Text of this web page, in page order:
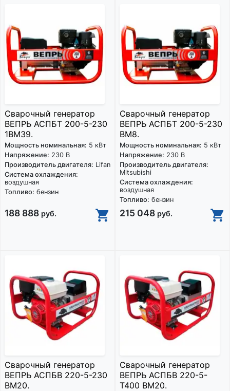
Сварочный генератор
ВЕПРЬ АСПБТ 200-5-230
1ВМ39.
Мощность номинальная: 5 кВт
Напряжение: 230 В
Производитель двигателя: Lifan
Система охлаждения:
воздушная
Топливо: бензин
188 888 руб.
Сварочный генератор
ВЕПРЬ АСПБТ 200-5-230
ВМ8.
Мощность номинальная: 5 кВт
Напряжение: 230 В
Производитель двигателя:
Mitsubishi
Система охлаждения:
воздушная
Топливо: бензин
215 048 руб.
Сварочный генератор
ВЕПРЬ АСПБВ 220-5-230
ВМ20.
Сварочный генератор
ВЕПРЬ АСПБВ 220-5-
Т400 ВМ20.